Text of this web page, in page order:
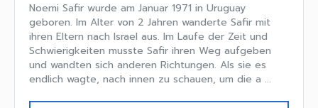
Noemi Safir wurde am Januar 1971 in Uruguay
geboren. Im Alter von 2 Jahren wanderte Safir mit
ihren Eltern nach Israel aus. Im Laufe der Zeit und
Schwierigkeiten musste Safir ihren Weg aufgeben
und wandten sich anderen Richtungen. Als sie es
endlich wagte, nach innen zu schauen, um die a ...